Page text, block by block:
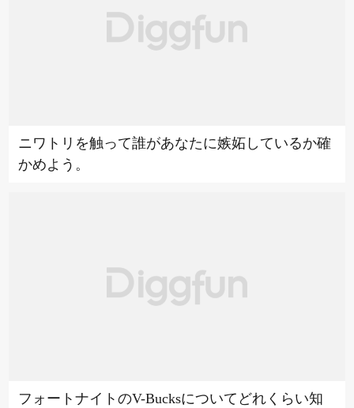
ニワトリを触って誰があなたに嫉妬しているか確
かめよう。
フォートナイトのV-Bucksについてどれくらい知